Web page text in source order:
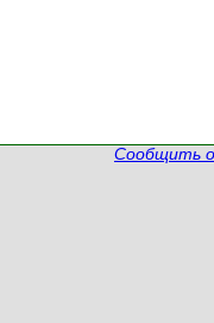
Сообщить о